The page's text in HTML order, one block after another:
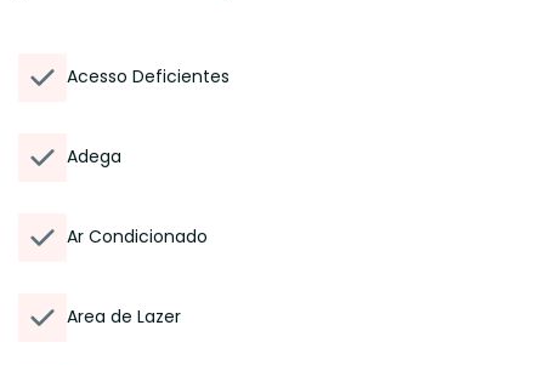
Acesso Deficientes
Adega
Ar Condicionado
Area de Lazer